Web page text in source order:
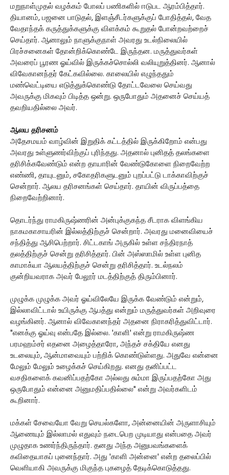
மறுநாள்முதல் வழக்கம் போலப் பணிகளில் ஈடுபட ஆரம்பித்தார்.
தியானம், பஜனை பாடுதல், இளஞ்சீடர்களுக்குப் போதித்தல், வேத
வேதாந்தக் கருத்துக்களுக்கு விளக்கம் கூறுதல் போன்றவற்றைச்
செய்தார். ஆனாலும் நாளுக்குநாள் அவரது உடல்நிலையில்
பிரச்சனைகள் தோன்றிக்கொண்டே இருந்தன. மருத்துவர்கள்
அவரைப் பூரண ஓய்வில் இருக்கச்சொல்லி வலியுறுத்தினர். ஆனால்
விவேகானந்தர் கேட்கவில்லை. காலையில் எழுந்ததும்
மண்வெட்டியை எடுத்துக்கொண்டு தோட்டவேலை செய்வது
அவருக்கு மிகவும் பிடித்த ஒன்று. ஒருபோதும் அதனைச் செய்யத்
தவறியதில்லை அவர்.
ஆலய தரிசனம்
அதேசமயம் வாழ்வின் இறுதிக் கட்டத்தில் இருக்கிறோம் என்பது
அவரது உள்ளுணர்விற்குப் புரிந்தது. அதனால் புனிதத் தலங்களை
தரிசிக்கவேண்டும் என்ற தாயாரின் வேண்டுகோளை நிறைவேற்ற
எண்ணி, தாயுடனும், சகோதரிகளுடனும் புறப்பட்டு டாக்காவிற்குச்
சென்றார். ஆலய தரிசனங்கள் செய்தார். தாயின் விருப்பத்தை
நிறைவேற்றினார்.
தொடர்ந்து ராமகிருஷ்ணரின் அன்புக்குகந்த சீடராக விளங்கிய
நாகமகாசாயரின் இல்லத்திற்குச் சென்றார். அவரது மனைவியைச்
சந்தித்து ஆசிபெற்றார். சிட்டகாங் அருகில் உள்ள சந்திரநாத்
தலத்திற்குச் சென்று தரிசித்தார். பின் அஸ்ஸாமில் உள்ள புனித
காமாக்யா ஆலயத்திற்குச் சென்று தரிசித்தார். உடல்நலம்
குன்றியவராக அவர் பேலூர் மடத்திற்குத் திரும்பினார்.
முழுக்க முழுக்க அவர் ஓய்விலேயே இருக்க வேண்டும் என்றும்,
இல்லாவிட்டால் உயிருக்கு ஆபத்து என்றும் மருத்துவர்கள் அறிவுரை
வழங்கினர். ஆனால் விவேகானந்தர் அதனை நிராகரித்துவிட்டார்.
"எனக்கு ஓய்வு என்பதே இல்லை. 'காளி' என்று ராமகிருஷ்ண
பரமஹம்சர் எதனை அழைத்தாரோ, அந்தச் சக்தியே எனது
உடலையும், ஆன்மாவையும் பற்றிக் கொண்டுள்ளது. அதுவே என்னை
மேலும் மேலும் உழைக்கச் செய்கிறது. எனது தனிப்பட்ட
வசதிகளைக் கவனிப்பதற்கோ அல்லது சும்மா இருப்பதற்கோ அது
ஒருபோதும் என்னை அனுமதிப்பதில்லை" என்று அவர்களிடம்
கூறினார்.
மக்கள் சேவையோ வேறு செயல்களோ, அன்னையின் அருளாசியும்
ஆணையும் இல்லாமல் எதுவும் நடைபெற முடியாது என்பதை அவர்
முழுதாக உணர்ந்திருந்தார். தனது அந்த அனுபவங்களைக்
கவிதையாகப் புனைந்தார். அது 'காளி அன்னை' என்ற தலைப்பில்
வெளியாகி அவருக்கு மிகுந்த புகழைத் தேடிக்கொடுத்தது.